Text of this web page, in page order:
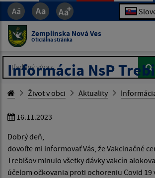
Zemplínska Nová Ves
Oficiálna stránka
Hľadaný výraz...
Hľadaný výraz...
Informácia NsP
Život v obci Aktuality
16.11.2023
Dobrý deň,
dovoľte mi informovať Vás, že Vakcinačné
Trebišov minulo všetky dávky vakcín
účelom očkovania proti ochoreniu Covid 19